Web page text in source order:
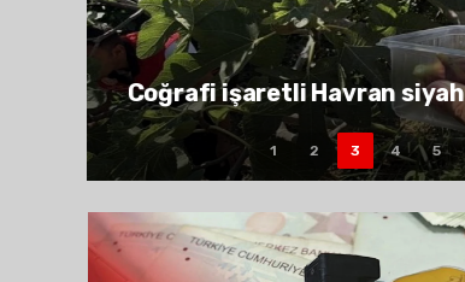
Altının değerini
1 2 3 4 5